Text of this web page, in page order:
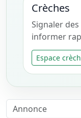
Crèches
Signaler
informer
Espace